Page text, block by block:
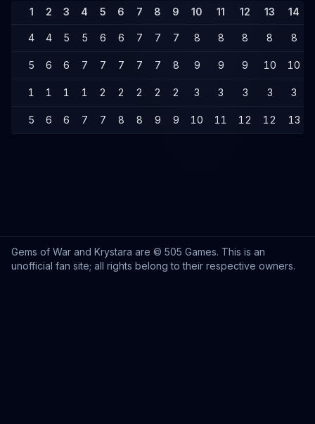
1 2 3 4 5 6 7 8 9 10 11 12 13 14
4 4 5 5 6 6 7 7 7 8 8 8 8 8
5 6 6 7 7 7 7 7 8 9 9 9 10 10
1 1 1 1 2 2 2 2 2 3 3 3 3 3
5 6 6 7 7 8 8 9 9 10 11 12 12 13
Gems of War and Krystara are © 505 Games. This is an
unofficial fan site; all rights belong to their respective owners.